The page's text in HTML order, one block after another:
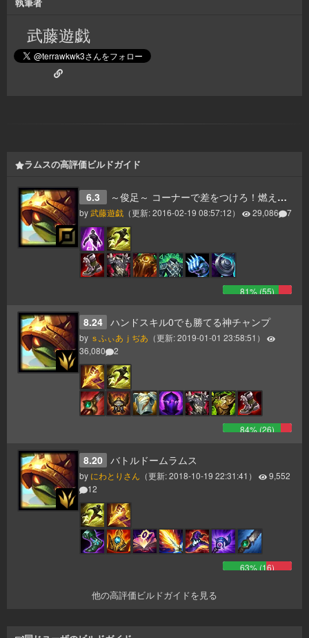
執筆者
武藤遊戯
ラムスの高評価ビルドガイド
6.3 ～俊足～ コーナーで差をつけろ！燃えろ闘魂のラムストップ
by武藤遊戯 （更新:2016-02-19 08:57:12） 29,086 7
81% (55)
8.24 ハンドスキル0でも勝てる神チャンプ
by ｓふぃあｊぢあ （更新:2019-01-01 23:58:51 ）
36,080
2
84% (26)
8.20 バトルドームラムス
by にわとりさん （更新:2018-10-19 22:31:41 ）
9,552
12
63% (16)
他の高評価ビルドガイドを見る